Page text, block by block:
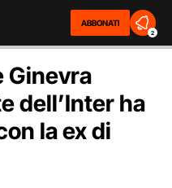
ABBONATI
2
Ginevra
dell’Inter ha
la ex di